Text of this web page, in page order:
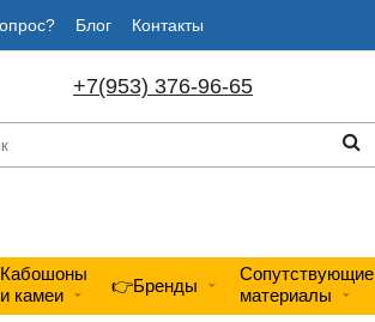
Блог Контакты
+7(953) 376-96-65
Кабошоны
и камеи
👉Бренды
Сопутствующие
материалы